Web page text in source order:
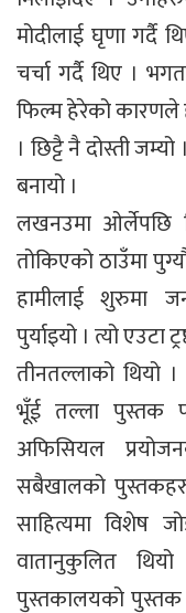
मोदीलाई घृणा गर्दै
चर्चा गर्दै थिए ।
फिल्म हेरेको कारणले
। छिट्टै नै दोस्ती
बनायो ।
लखनउमा ओर्लेपछि
तोकिएको ठाउँमा
हामीलाई शुरुमा
पुर्याइयो । त्यो एउटा
तीनतल्लाको थियो
भूँई तल्ला पुस्तक
अफिसियल
सबैखालको
साहित्यमा विशेष
वातानुकुलित
पुस्तकालयको पुस्तक